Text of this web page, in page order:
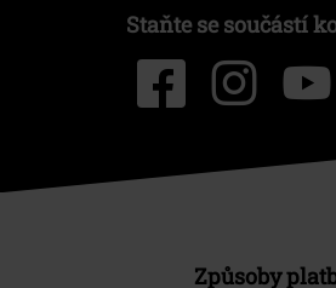
Staňte se součástí
Způsoby